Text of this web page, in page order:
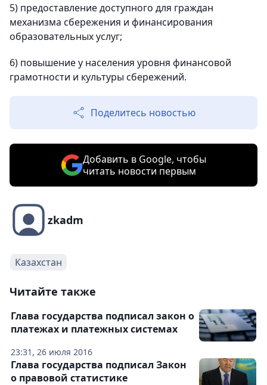
5) предоставление доступного для граждан
механизма сбережения и финансирования
образовательных услуг;
6) повышение у населения уровня финансовой
грамотности и культуры сбережений.
Поделитесь новостью
Добавить в Google, чтобы
читать новости первым
zkadm
Казахстан
Читайте также
23:31, 26 июля 2016
Глава государства подписал закон о
платежах и платежных системах
Глава государства подписал Закон
о правовой статистике